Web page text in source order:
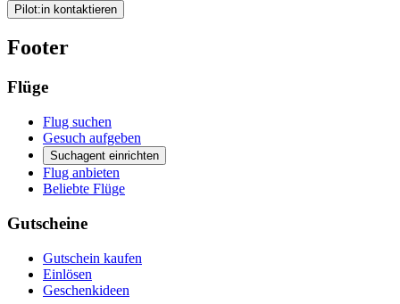
Pilot:in kontaktieren
Footer
Flüge
Flug suchen
Gesuch aufgeben
Suchagent einrichten
Flug anbieten
Beliebte Flüge
Gutscheine
Gutschein kaufen
Einlösen
Geschenkideen